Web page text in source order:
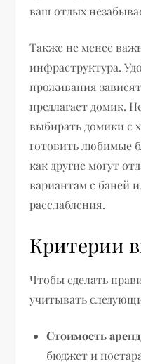
ваш отдых
Также не менее
инфраструктура.
проживания
предлагает домик.
выбирать домики с
готовить любимые
как другие могут
вариантам с баней
расслабления.
Критерии
Чтобы сделать
учитывать
Стоимость
бюджет и